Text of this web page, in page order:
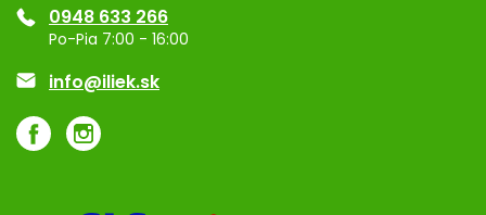
Značky0948 633 266
Po-Pia 7:00 - 16:00
info@iliek.sk